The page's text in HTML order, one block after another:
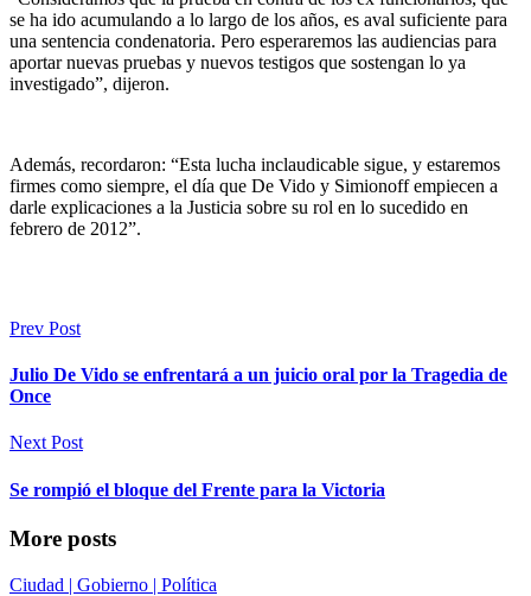
se ha ido acumulando a lo largo de los años, es aval suficiente para
una sentencia condenatoria. Pero esperaremos las audiencias para
aportar nuevas pruebas y nuevos testigos que sostengan lo ya
investigado”, dijeron.
Además, recordaron: “Esta lucha inclaudicable sigue, y estaremos
firmes como siempre, el día que De Vido y Simionoff empiecen a
darle explicaciones a la Justicia sobre su rol en lo sucedido en
febrero de 2012”.
Prev Post
Julio De Vido se enfrentará a un juicio oral por la Tragedia de
Once
Next Post
Se rompió el bloque del Frente para la Victoria
More posts
Ciudad | Gobierno | Política